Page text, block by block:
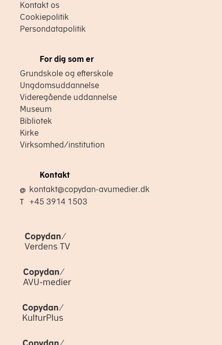
Kontakt os
Cookiepolitik
Persondatapolitik
For dig som er
Grundskole og efterskole
Ungdomsuddannelse
Videregående uddannelse
Museum
Bibliotek
Kirke
Virksomhed/institution
Kontakt
@ kontakt@copydan-avumedier.dk
T +45 3914 1503